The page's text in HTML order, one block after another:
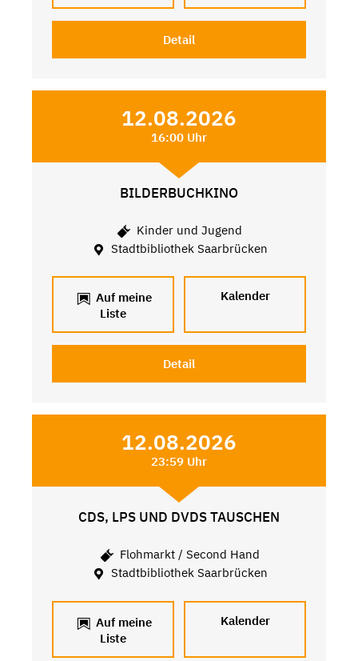
Detail
12.08.2026
16:00 Uhr
BILDERBUCHKINO
Kinder und Jugend
Stadtbibliothek Saarbrücken
Auf meine
Liste
Kalender
Detail
12.08.2026
23:59 Uhr
CDS, LPS UND DVDS TAUSCHEN
Flohmarkt / Second Hand
Stadtbibliothek Saarbrücken
Auf meine
Liste
Kalender